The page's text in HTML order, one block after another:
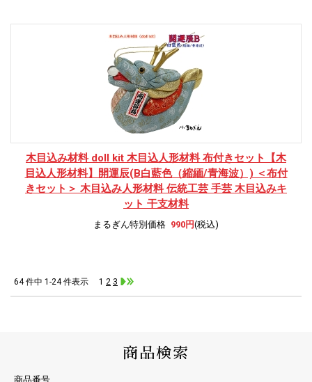
商品検索
商品番号
木目込み材料 doll kit 木目込人形材料 布付きセット
【木
目込人形材料】開運辰(B白藍色（縮緬/青海波）) ＜布付
きセット＞ 木目込み人形材料 伝統工芸 手芸 木目込みキ
ット 干支材料
まるぎん特別価格 990円(税込)
64 件中 1-24 件表示 1 2 3